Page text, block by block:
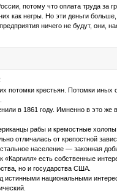
потому что оплата труда за
как негры. Но эти деньги
ничего не будут, они,
потомки крестьян. Потомки иных
в 1861 году. Имненно в это же
рабы и кремостные
отличалась от крепостной
население — законная
«Каргилл» есть собственные
но и государства США.
истинными национальными